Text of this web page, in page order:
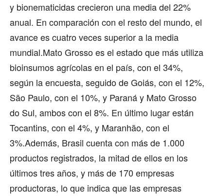
y bionematicidas crecieron una media del 22%
anual. En comparación con el resto del mundo, el
avance es cuatro veces superior a la media
mundial.Mato Grosso es el estado que más utiliza
bioinsumos agrícolas en el país, con el 34%,
según la encuesta, seguido de Goiás, con el 12%,
São Paulo, con el 10%, y Paraná y Mato Grosso
do Sul, ambos con el 8%. En último lugar están
Tocantins, con el 4%, y Maranhão, con el
3%.Además, Brasil cuenta con más de 1.000
productos registrados, la mitad de ellos en los
últimos tres años, y más de 170 empresas
productoras, lo que indica que las empresas